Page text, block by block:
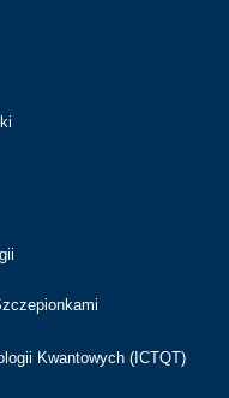
Kwantowych (ICTQT)